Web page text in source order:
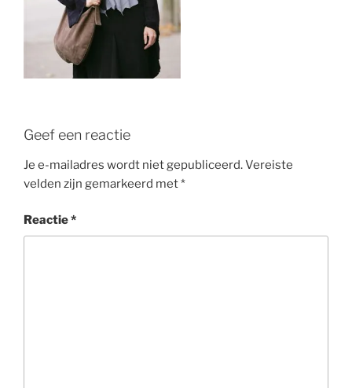
Geef een reactie
Je e-mailadres wordt niet gepubliceerd.Vereiste
velden zijn gemarkeerd met*
Reactie*